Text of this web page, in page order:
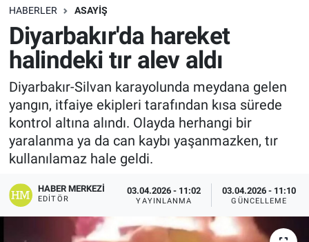
HABERLER ASAYIŞ
Diyarbakır'da hareket
halindeki tır alev aldı
Diyarbakır-Silvan karayolunda meydana gelen
yangın, itfaiye ekipleri tarafından kısa sürede
kontrol altına alındı. Olayda herhangi bir
yaralanma ya da can kaybı yaşanmazken, tır
kullanılamaz hale geldi.
HABER MERKEZI
EDITÖR
03.04.2026 - 11:02
YAYINLANMA
03.04.2026 - 11:10
GÜNCELLEME